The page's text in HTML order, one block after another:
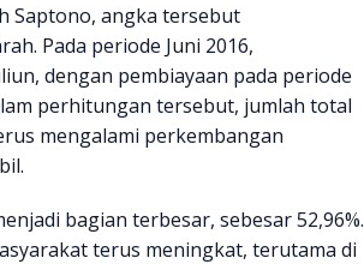
Saptono, angka tersebut
Pada periode Juni 2016,
dengan pembiayaan pada periode
perhitungan tersebut, jumlah total
mengalami perkembangan
bagian terbesar, sebesar 52,96%.
terus meningkat, terutama di